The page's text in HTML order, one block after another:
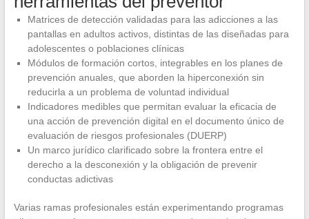
Matrices de detección validadas para las adicciones a las
pantallas en adultos activos, distintas de las diseñadas para
adolescentes o poblaciones clínicas
Módulos de formación cortos, integrables en los planes de
prevención anuales, que aborden la hiperconexión sin
reducirla a un problema de voluntad individual
Indicadores medibles que permitan evaluar la eficacia de
una acción de prevención digital en el documento único de
evaluación de riesgos profesionales (DUERP)
Un marco jurídico clarificado sobre la frontera entre el
derecho a la desconexión y la obligación de prevenir
conductas adictivas
Varias ramas profesionales están experimentando programas